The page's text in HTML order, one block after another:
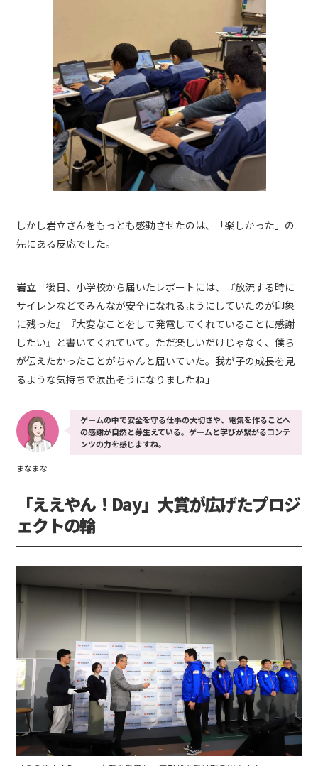
しかし岩立さんをもっとも感動させたのは、「楽しかった」の
先にある反応でした。
岩立 「後日、小学校から届いたレポートには、『放流する時に
サイレンなどでみんなが安全になれるようにしていたのが印象
に残った』『大変なことをして発電してくれていることに感謝
したい』と書いてくれていて。ただ楽しいだけじゃなく、僕ら
が伝えたかったことがちゃんと届いていた。我が子の成長を見
るような気持ちで涙出そうになりましたね」
まなまな
ゲームの中で安全を守る仕事の大切さや、電気を作ることへ
の感謝が自然と芽生えている。ゲームと学びが繋がるコンテ
ンツの力を感じますね。
「ええやん！Day」大賞が広げたプロジ
ェクトの輪